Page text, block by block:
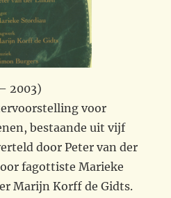
2003)
voor
bestaande uit vijf
door Peter van der
fagottiste Marieke
Marijn Korff de Gidts.